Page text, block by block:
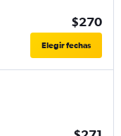
$270
Elegir fechas